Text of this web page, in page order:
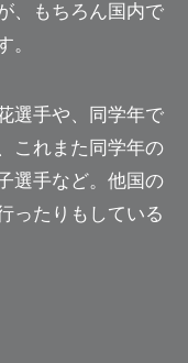
、もちろん国内で
。
選手や、同学年で
これまた同学年の
選手など。他国の
ったりもしている